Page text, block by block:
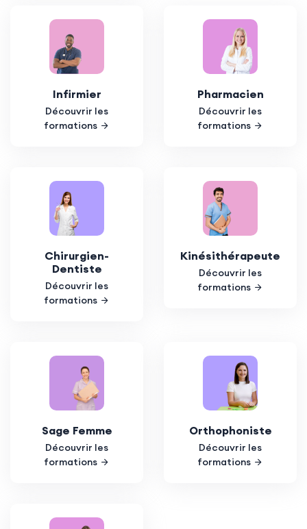
Infirmier
Découvrir les
formations
Pharmacien
Découvrir les
formations
Chirurgien-
Dentiste
Découvrir les
formations
Kinésithérapeute
Découvrir les
formations
Sage Femme
Découvrir les
formations
Orthophoniste
Découvrir les
formations